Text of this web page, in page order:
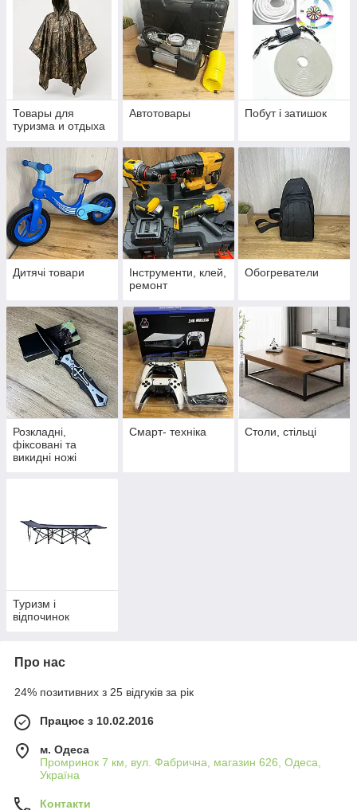
Товары для
туризма и отдыха
Автотовары Побут і затишок
Дитячі товари
Інструменти, клей,
ремонт
Обогреватели
Розкладні,
фіксовані та
викидні ножі
Смарт- техніка Столи, стільці
Туризм і
відпочинок
Про нас
24% позитивних з 25 відгуків за рік
Працює з 10.02.2016
м. Одеса
Промринок 7 км, вул. Фабрична, магазин 626, Одеса,
Україна
Контакти